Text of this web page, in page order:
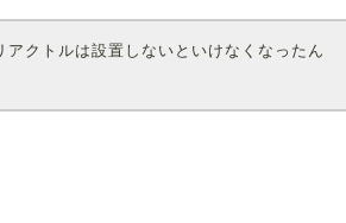
アクトルは設置しないといけなくなったん